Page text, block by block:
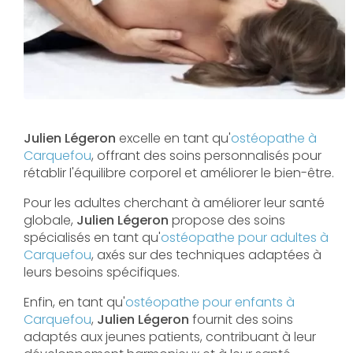
Julien Légeron excelle en tant qu'ostéopathe à
Carquefou, offrant des soins personnalisés pour
rétablir l'équilibre corporel et améliorer le bien-être.
Pour les adultes cherchant à améliorer leur santé
globale, Julien Légeron propose des soins
spécialisés en tant qu'ostéopathe pour adultes à
Carquefou, axés sur des techniques adaptées à
leurs besoins spécifiques.
Enfin, en tant qu'ostéopathe pour enfants à
Carquefou, Julien Légeron fournit des soins
adaptés aux jeunes patients, contribuant à leur